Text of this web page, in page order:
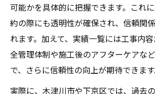
理解する
実績一覧から読み解く土木工事の
土木工事実績一覧が示す企業
か
公的データに基づいた土木工
可能かを具体的に把握できます。これ
約の際にも透明性が確保され、信頼関
れます。加えて、実績一覧には工事内
全管理体制や施工後のアフターケアな
で、さらに信頼性の向上が期待できます
実際に、木津川市や下京区では、過去